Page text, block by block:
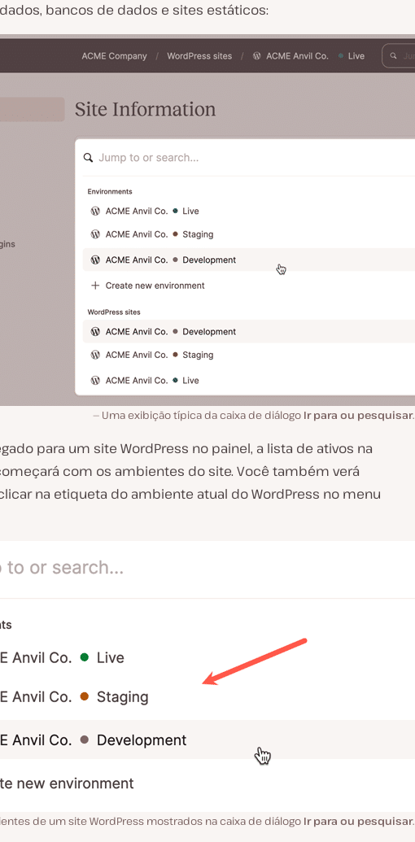
bancos de dados e sites estáticos:
Uma exibição típica da caixa de diálogo Ir para ou pesquisar.
para um site WordPress no painel, a lista de ativos na
com os ambientes do site. Você também verá
na etiqueta do ambiente atual do WordPress no menu
de um site WordPress mostrados na caixa de diálogo Ir para ou pesquisar.